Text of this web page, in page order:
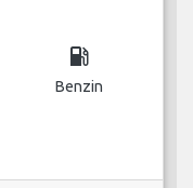
local_gas_station
Benzin